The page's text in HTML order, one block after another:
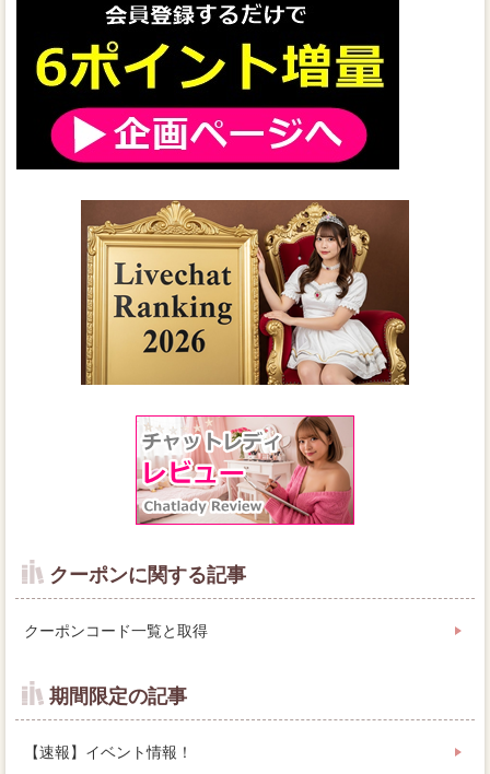
クーポンに関する記事
クーポンコード一覧と取得
期間限定の記事
【速報】イベント情報！